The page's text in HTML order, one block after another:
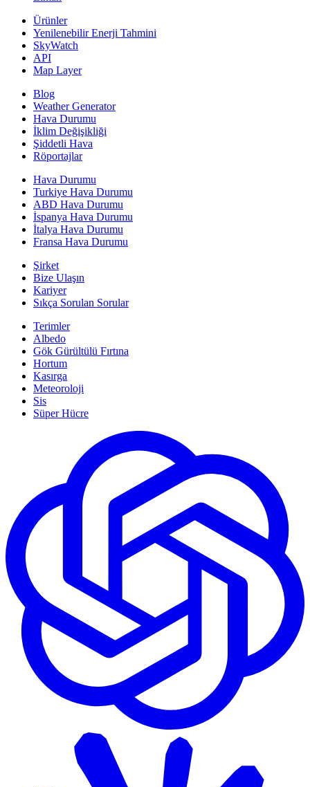
Ürünler
Yenilenebilir Enerji Tahmini
SkyWatch
API
Map Layer
Blog
Weather Generator
Hava Durumu
İklim Değişikliği
Şiddetli Hava
Röportajlar
Hava Durumu
Turkiye Hava Durumu
ABD Hava Durumu
İspanya Hava Durumu
İtalya Hava Durumu
Fransa Hava Durumu
Şirket
Bize Ulaşın
Kariyer
Sıkça Sorulan Sorular
Terimler
Albedo
Gök Gürültülü Fırtına
Hortum
Kasırga
Meteoroloji
Sis
Süper Hücre